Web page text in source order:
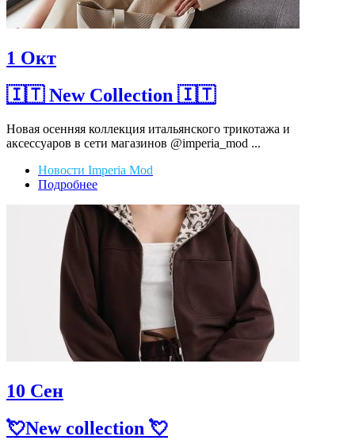
1 Окт
🇮🇹 New Collection 🇮🇹
Новая осенняя коллекция итальянского трикотажа и
аксессуаров в сети магазинов @imperia_mod ...
Новости Imperia Mod
Подробнее
10 Сен
💘New collection 💘